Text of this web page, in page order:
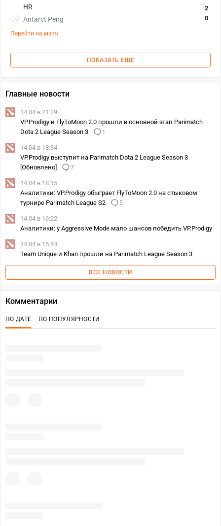
HR
Antarct Peng
2
0
Перейти на матч
ПОКАЗАТЬ ЕЩЕ
Главные новости
14.04 в 21:39
VP.Prodigy и FlyToMoon 2.0 прошли в основной этап Parimatch
Dota 2 League Season 3
1
14.04 в 18:34
VP.Prodigy выступит на Parimatch Dota 2 League Season 3
[Обновлено]
7
14.04 в 18:15
Аналитики: VP.Prodigy обыграет FlyToMoon 2.0 на стыковом
турнире Parimatch League S2
5
14.04 в 16:22
Аналитики: у Aggressive Mode мало шансов победить VP.Prodigy
14.04 в 15:44
Team Unique и Khan прошли на Parimatch League Season 3
ВСЕ НОВОСТИ
Комментарии
ПО ДАТЕ ПО ПОПУЛЯРНОСТИ